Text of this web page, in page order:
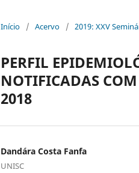
Início / Acervo / 2019: XXV
PERFIL
NOTIFICADAS
2018
Dandára Costa Fanfa
UNISC